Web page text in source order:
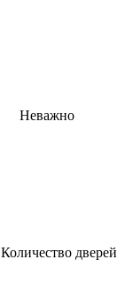
Неважно
Количество дверей